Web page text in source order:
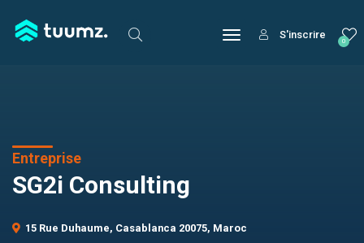
0
S'inscrire
Entreprise
SG2i Consulting
15 Rue Duhaume, Casablanca 20075, Maroc